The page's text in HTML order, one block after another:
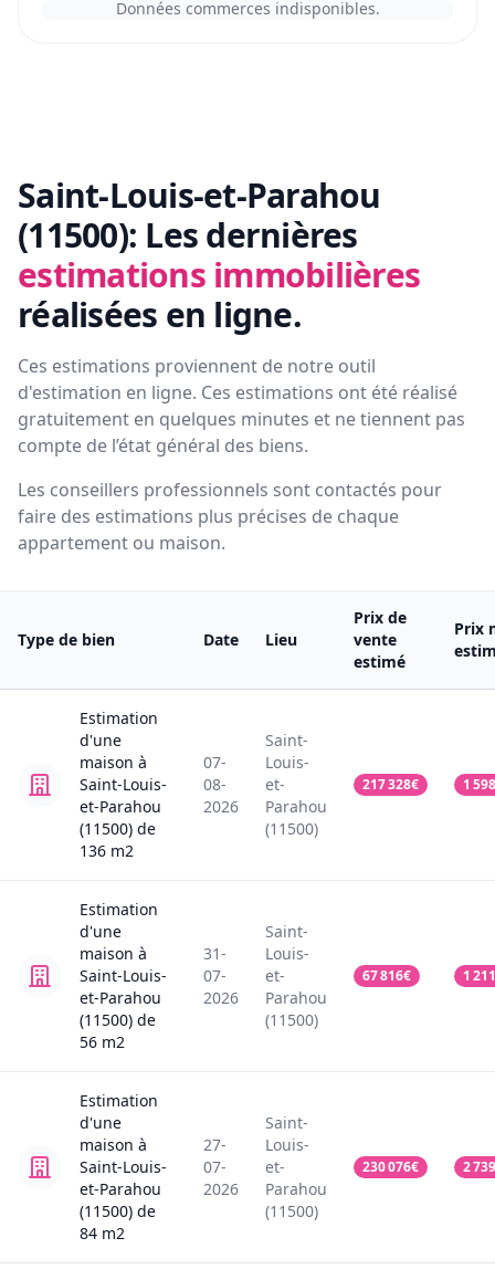
Données commerces indisponibles.
Saint-Louis-et-Parahou
(11500): Les dernières
estimations immobilières
réalisées en ligne.
Ces estimations proviennent de notre outil
d'estimation en ligne. Ces estimations ont été réalisé
gratuitement en quelques minutes et ne tiennent pas
compte de l’état général des biens.
Les conseillers professionnels sont contactés pour
faire des estimations plus précises de chaque
appartement ou maison.
Type de bien Date Lieu
Prix de
vente
estimé
Prix
Estimation
d'une
maison à
Saint-Louis-
et-Parahou
(11500) de
136 m2
07-
08-
2026
Saint-
Louis-
et-
Parahou
(11500)
217 328€ 1 598
Estimation
d'une
maison à
Saint-Louis-
et-Parahou
(11500) de
56 m2
31-
07-
2026
Saint-
Louis-
et-
Parahou
(11500)
67 816€ 1 211
Estimation
d'une
maison à
Saint-Louis-
et-Parahou
(11500) de
84 m2
27-
07-
2026
Saint-
Louis-
et-
Parahou
(11500)
230 076€ 2 739